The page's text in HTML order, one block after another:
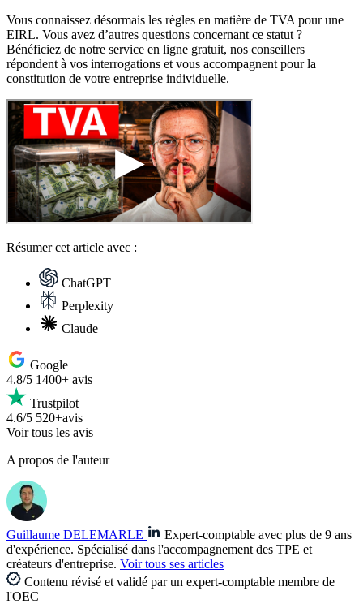
Vous connaissez désormais les règles en matière de TVA pour une
EIRL. Vous avez d’autres questions concernant ce statut ?
Bénéficiez de notre service en ligne gratuit, nos conseillers
répondent à vos interrogations et vous accompagnent pour la
constitution de votre entreprise individuelle.
Résumercet article avec :
ChatGPT
Perplexity
Claude
Google
4.8/5 1400+ avis
Trustpilot
4.6/5 520+avis
Voir tous les avis
A propos de l'auteur
Guillaume DELEMARLE
Expert-comptable avec plus de 9 ans
d'expérience. Spécialisé dans l'accompagnement des TPE et
créateurs d'entreprise. Voir tous ses articles
Contenu révisé et validé par un expert-comptable membre de
l'OEC